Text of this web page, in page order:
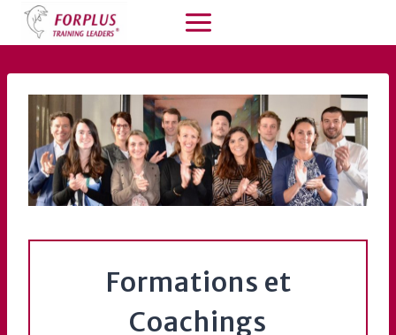
Aller
contenu
Formations et
Coachings